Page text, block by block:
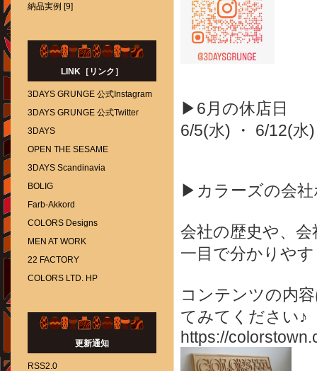
▶6月の休店日
6/5(水) ・ 6/12(水
▶カラーズの会
会社の歴史や、
一目で分かりや
コンテンツの内
てみてください♪
https://
納品実例 [9]
LINK［リンク］
3DAYS GRUNGE 公式Instagram
3DAYS GRUNGE 公式Twitter
3DAYS
OPEN THE SESAME
3DAYS Scandinavia
BOLIG
Farb-Akkord
COLORS Designs
MEN AT WORK
22 FACTORY
COLORS LTD. HP
更新通知
RSS2.0